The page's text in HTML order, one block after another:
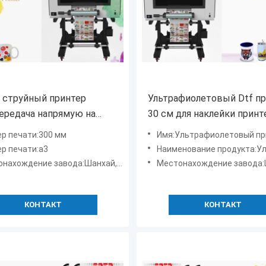
струйный принтер
напрямую на
принтер с
печатной
печати:300 мм
печати:а3
завода:Шанхай, Китай
КОНТАКТ
Ультрафиолетовый Dtf
30 см для наклейки
наклейки чернила на
твердом материале
Имя:Ультрафиолетовый
Наименование продукта:Ультрафиолетовый
Местонахождение
КОНТАКТ